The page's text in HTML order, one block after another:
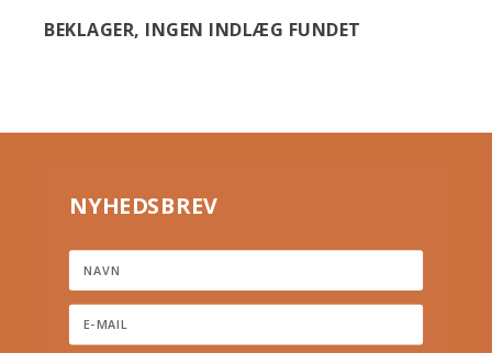
BEKLAGER, INGEN INDLÆG FUNDET
NYHEDSBREV